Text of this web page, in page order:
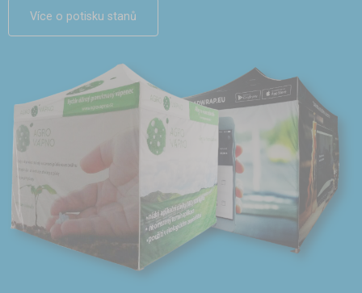
Více o potisku stanů